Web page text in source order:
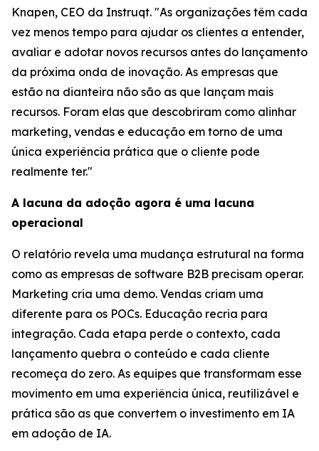
Knapen, CEO da Instruqt. "As organizações têm cada
vez menos tempo para ajudar os clientes a entender,
avaliar e adotar novos recursos antes do lançamento
da próxima onda de inovação. As empresas que
estão na dianteira não são as que lançam mais
recursos. Foram elas que descobriram como alinhar
marketing, vendas e educação em torno de uma
única experiência prática que o cliente pode
realmente ter."
A lacuna da adoção agora é uma lacuna
operacional
O relatório revela uma mudança estrutural na forma
como as empresas de software B2B precisam operar.
Marketing cria uma demo. Vendas criam uma
diferente para os POCs. Educação recria para
integração. Cada etapa perde o contexto, cada
lançamento quebra o conteúdo e cada cliente
recomeça do zero. As equipes que transformam esse
movimento em uma experiência única, reutilizável e
prática são as que convertem o investimento em IA
em adoção de IA.